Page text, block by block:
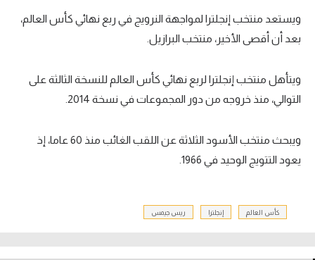
ويستعد منتخب إنجلترا لمواجهة النرويج في ربع نهائي كأس العالم،
بعد أن أقصى الأخير، منتخب البرازيل.
ويتأهل منتخب إنجلترا لربع نهائي كأس العالم للنسخة الثالثة على
التوالي، منذ خروجه من دور المجموعات في نسخة 2014.
ويبحث منتخب الأسود الثلاثة عن اللقب الغائب منذ 60 عاما، إذ
يعود التتويج الوحيد في 1966.
كأس العالم إنجلترا ريس جيمس